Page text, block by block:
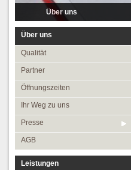
Über uns
Partner
Ihr Weg zu uns
Presse
Über uns
Qualität
Partner
Öffnungszeiten
Ihr Weg zu uns
Presse
AGB
Leistungen